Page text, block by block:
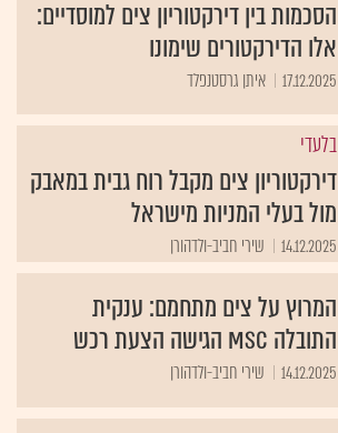
הסכמות בין דירקטוריון צים למוסדיים:
אלו הדירקטורים שימונו
17.12.2025 איתן גרסטנפלד
בלעדי
דירקטוריון צים מקבל רוח גבית במאבק
מול בעלי המניות מישראל
14.12.2025 שירי חביב-ולדהורן
המרוץ על צים מתחמם: ענקית
התובלה MSC הגישה הצעת רכש
14.12.2025 שירי חביב-ולדהורן